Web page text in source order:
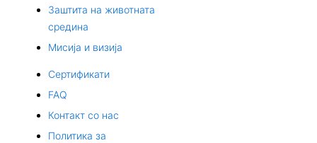
Заштита на животната
средина
Мисија и визија
Сертификати
FAQ
Контакт со нас
Политика за